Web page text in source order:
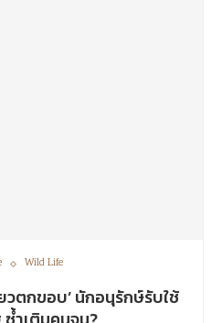
Wild Life
วตกขอบ’ นักอนุรักษ์รับใช้